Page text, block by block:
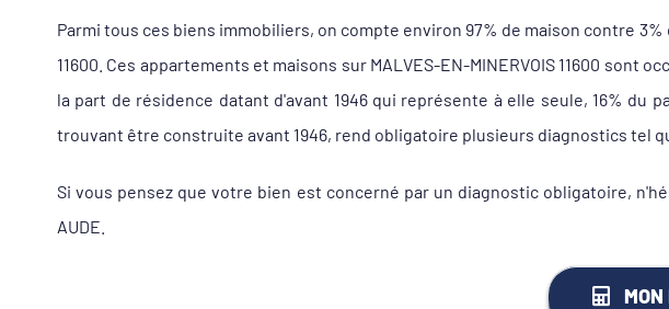
Parmi tous ces biens immobiliers, on compte environ 97% de maison contre
11600. Ces appartements et maisons sur MALVES-EN-MINERVOIS 11600
la part de résidence datant d'avant 1946 qui représente à elle seule, 16% du
trouvant être construite avant 1946, rend obligatoire plusieurs diagnostics tel
Si vous pensez que votre bien est concerné par un diagnostic obligatoire,
AUDE.
MON